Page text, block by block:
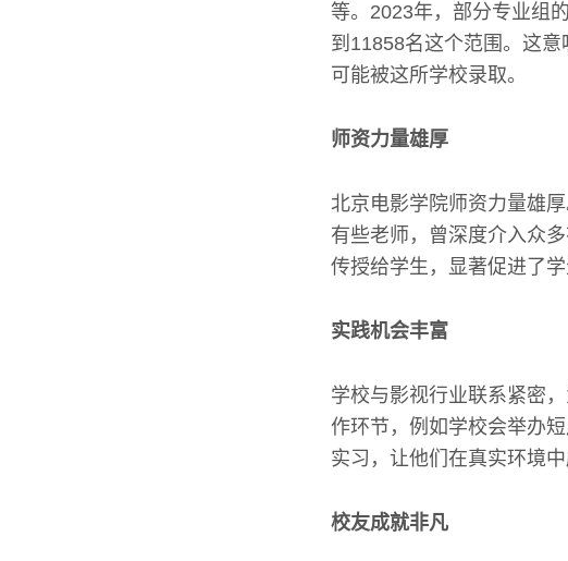
等。2023年，部分专业组
到11858名这个范围。这
可能被这所学校录取。
师资力量雄厚
北京电影学院师资力量雄
有些老师，曾深度介入众
传授给学生，显著促进了学
实践机会丰富
学校与影视行业联系紧密
作环节，例如学校会举办
实习，让他们在真实环境
校友成就非凡